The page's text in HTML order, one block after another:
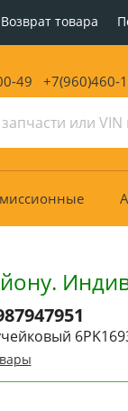
Возврат товара
49 +7(960)460-